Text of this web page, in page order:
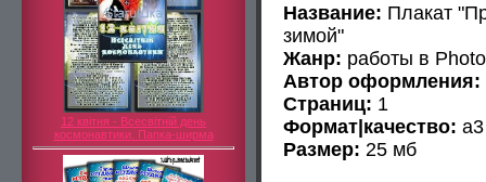
12 квітня - Всесвітній день
космонавтики. Папка-ширма
Название: Плакат
зимой"
Жанр: работы в
Автор оформления:
Страниц: 1
Формат|качество:
Размер: 25 мб